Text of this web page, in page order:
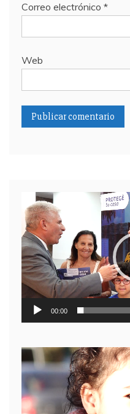
Correo electrónico *
Web
Reproductor
de
video
00:00
Reproductor
de
video